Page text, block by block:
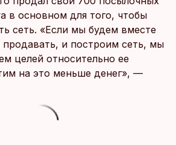
в основном для того, чтобы
сеть. «Если мы будем вместе
продавать, и построим сеть, мы
целей относительно ее
на это меньше денег», —